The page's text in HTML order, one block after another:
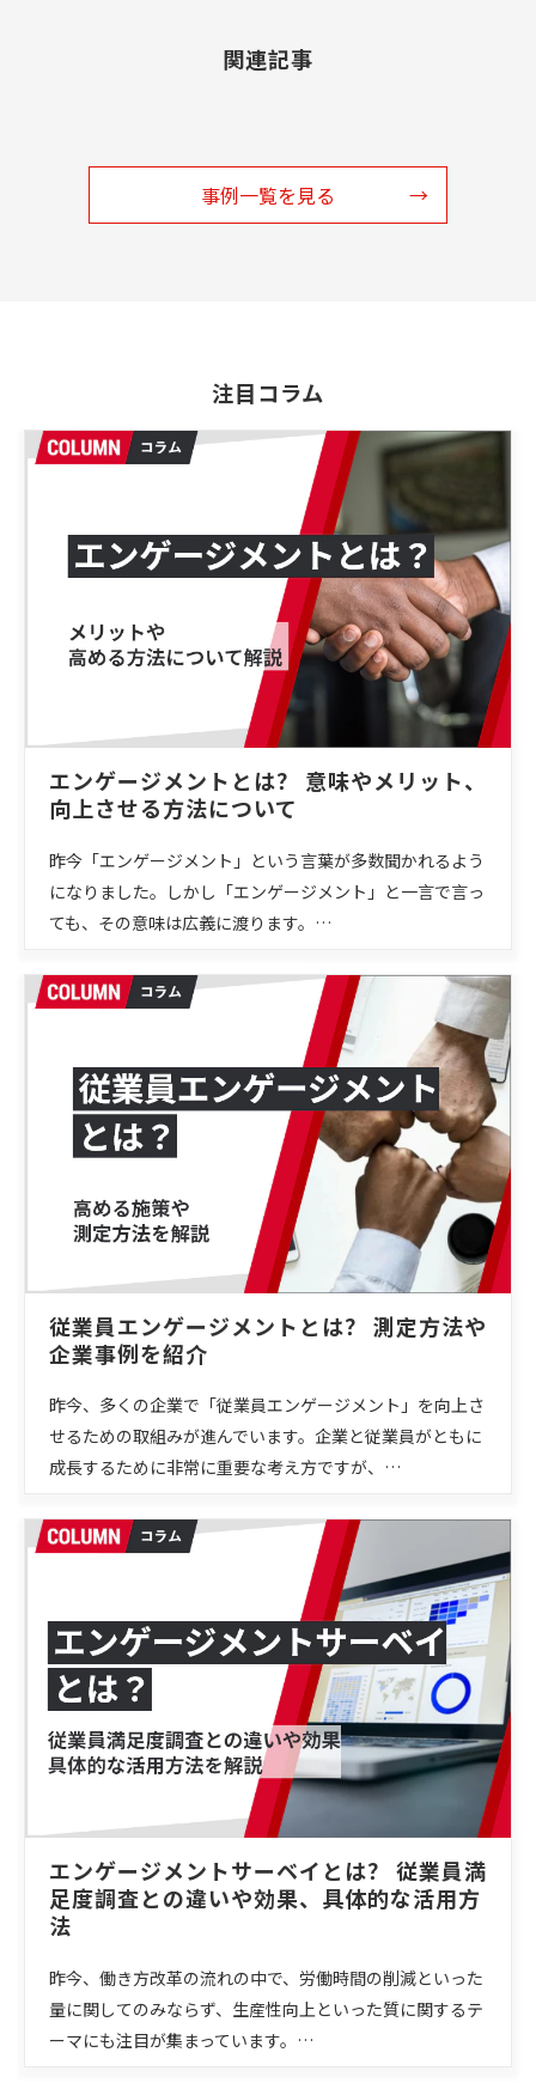
関連記事
事例一覧を見る
注目コラム
エンゲージメントとは？ 意味やメリット、
向上させる方法について
昨今「エンゲージメント」という言葉が多数聞かれるよう
になりました。しかし「エンゲージメント」と一言で言っ
ても、その意味は広義に渡ります。…
従業員エンゲージメントとは？ 測定方法や
企業事例を紹介
昨今、多くの企業で「従業員エンゲージメント」を向上さ
せるための取組みが進んでいます。企業と従業員がともに
成長するために非常に重要な考え方ですが、…
エンゲージメントサーベイとは？ 従業員満
足度調査との違いや効果、具体的な活用方
法
昨今、働き方改革の流れの中で、労働時間の削減といった
量に関してのみならず、生産性向上といった質に関するテ
ーマにも注目が集まっています。…